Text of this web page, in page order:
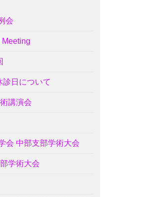
会
診日について
講演会
会 中部支部学術大会
学術大会